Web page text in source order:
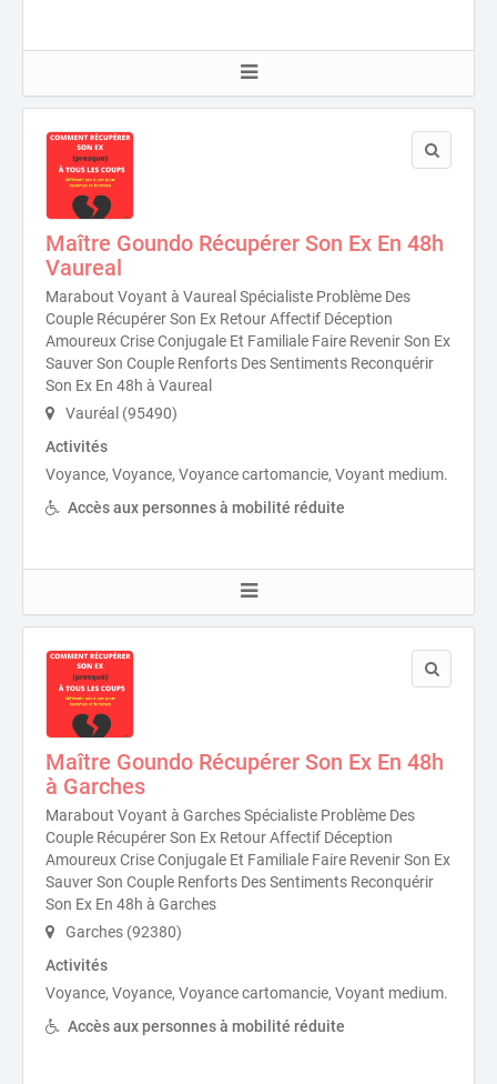
Maître Goundo Récupérer Son Ex En 48h
Vaureal
Marabout Voyant à Vaureal Spécialiste Problème Des
Couple Récupérer Son Ex Retour Affectif Déception
Amoureux Crise Conjugale Et Familiale Faire Revenir Son Ex
Sauver Son Couple Renforts Des Sentiments Reconquérir
Son Ex En 48h à Vaureal
Vauréal (95490)
Activités
Voyance, Voyance, Voyance cartomancie, Voyant medium.
Accès aux personnes à mobilité réduite
Maître Goundo Récupérer Son Ex En 48h
à Garches
Marabout Voyant à Garches Spécialiste Problème Des
Couple Récupérer Son Ex Retour Affectif Déception
Amoureux Crise Conjugale Et Familiale Faire Revenir Son Ex
Sauver Son Couple Renforts Des Sentiments Reconquérir
Son Ex En 48h à Garches
Garches (92380)
Activités
Voyance, Voyance, Voyance cartomancie, Voyant medium.
Accès aux personnes à mobilité réduite